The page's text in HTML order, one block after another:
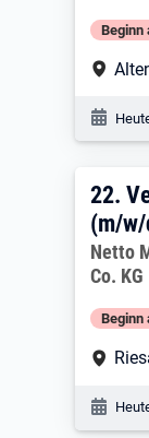
Beginn
22.
22.
(m/
Netto
Co. KG
Beginn